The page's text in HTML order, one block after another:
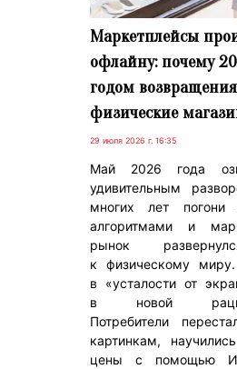
Маркетплейсы
офлайну: почему
годом
физические
29 июля 2026 г. 16:35
Май 2026 года
удивительным
многих лет погони
алгоритмами и
рынок
к физическому
в «усталости от
в новой
Потребители
картинкам,
цены с помощью